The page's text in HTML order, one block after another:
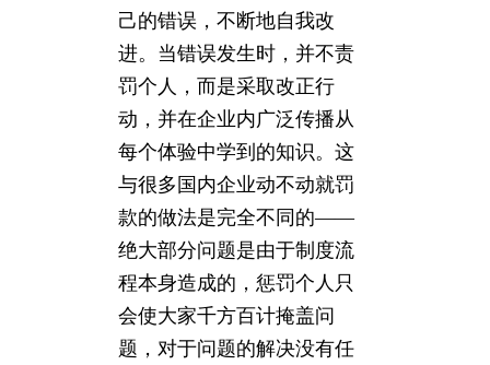
己的错误，不断地自我改
进。当错误发生时，并不责
罚个人，而是采取改正行
动，并在企业内广泛传播从
每个体验中学到的知识。这
与很多国内企业动不动就罚
款的做法是完全不同的——
绝大部分问题是由于制度流
程本身造成的，惩罚个人只
会使大家千方百计掩盖问
题，对于问题的解决没有任